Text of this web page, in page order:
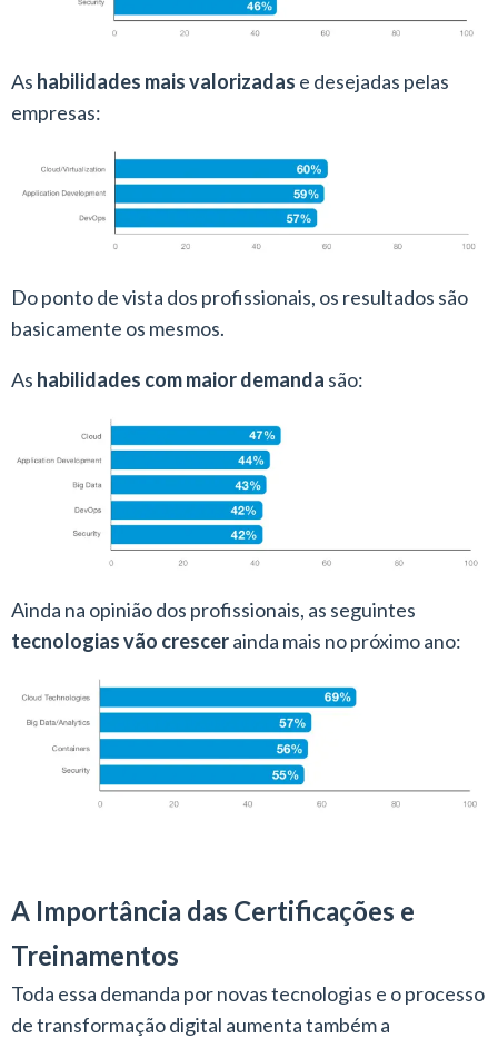
As habilidades mais valorizadas e desejadas pelas
empresas:
Do ponto de vista dos profissionais, os resultados são
basicamente os mesmos.
As habilidades com maior demanda são:
Ainda na opinião dos profissionais, as seguintes
tecnologias vão crescerainda mais no próximo ano:
A Importância das Certificações e
Treinamentos
Toda essa demanda por novas tecnologias e o processo
de transformação digital aumenta também a